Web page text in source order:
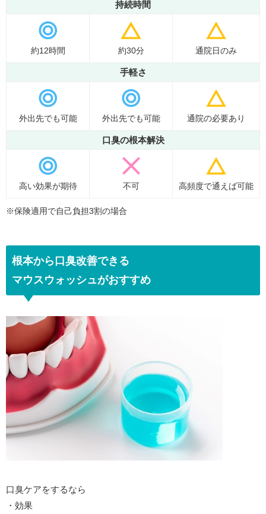
持続時間
約12時間 約30分 通院日のみ
手軽さ
外出先でも可能 外出先でも可能 通院の必要あり
口臭の根本解決
高い効果が期待 不可 高頻度で通えば可能
※保険適用で自己負担3割の場合
根本から口臭改善できる
マウスウォッシュがおすすめ
口臭ケアをするなら
・効果